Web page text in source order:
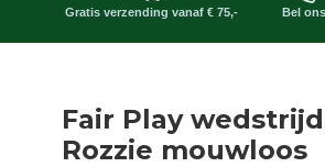
Gratis verzending vanaf € 75,- Bel ons
Fair Play
Rozzie mouwloos